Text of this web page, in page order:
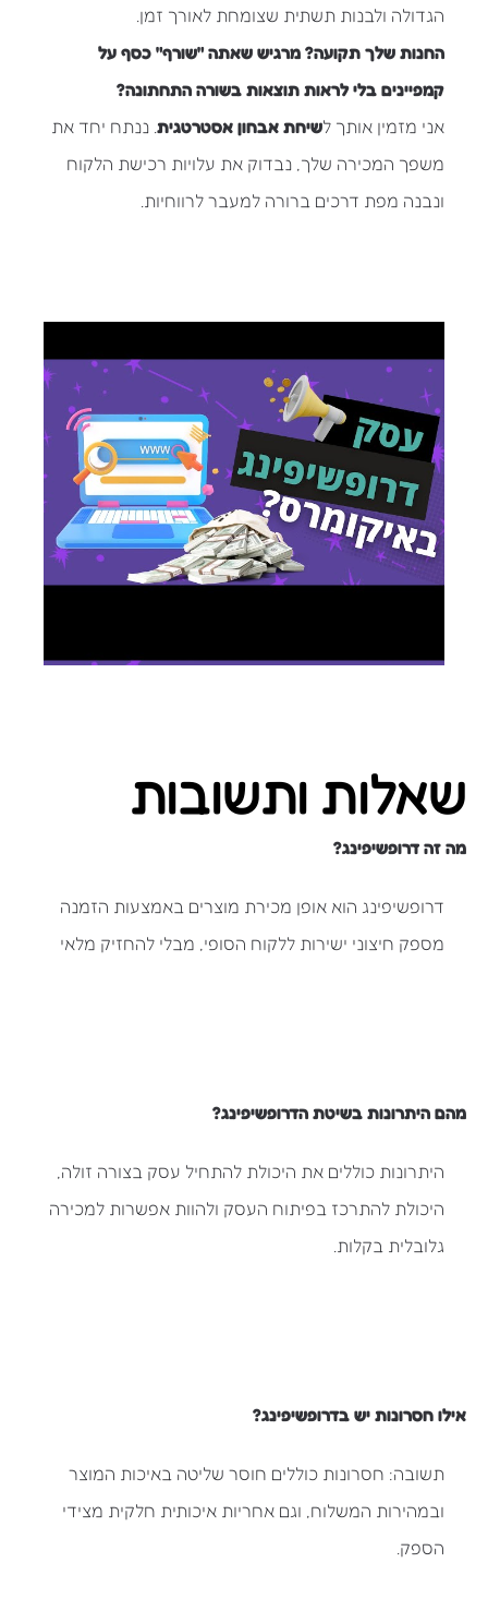
הגדולה ולבנות תשתית שצומחת לאורך זמן.
החנות שלך תקועה? מרגיש שאתה "שורף" כסף על
קמפיינים בלי לראות תוצאות בשורה התחתונה?
אני מזמין אותך לשיחת אבחון אסטרטגית . ננתח יחד את
משפך המכירה שלך, נבדוק את עלויות רכישת הלקוח
ונבנה מפת דרכים ברורה למעבר לרווחיות.
שאלות ותשובות
מה זה דרופשיפינג?
דרופשיפינג הוא אופן מכירת מוצרים באמצעות הזמנה
מספק חיצוני ישירות ללקוח הסופי, מבלי להחזיק מלאי
מהם היתרונות בשיטת הדרופשיפינג?
היתרונות כוללים את היכולת להתחיל עסק בצורה זולה,
היכולת להתרכז בפיתוח העסק ולהוות אפשרות למכירה
גלובלית בקלות.
אילו חסרונות יש בדרופשיפינג?
תשובה: חסרונות כוללים חוסר שליטה באיכות המוצר
ובמהירות המשלוח, וגם אחריות איכותית חלקית מצידי
הספק.